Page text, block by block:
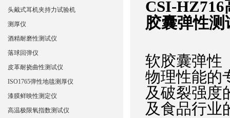
CSI-HZ716
胶囊弹性
软胶囊弹性
物理性能的
及破裂强度
及食品行业
头戴式耳机夹持力试验机
测厚仪
酒精耐磨性测试仪
落球回弹仪
皮革耐挠曲性测试仪
ISO1765弹性地毯测厚仪
漆膜鲜映性测定仪
高温极限氧指数测试仪